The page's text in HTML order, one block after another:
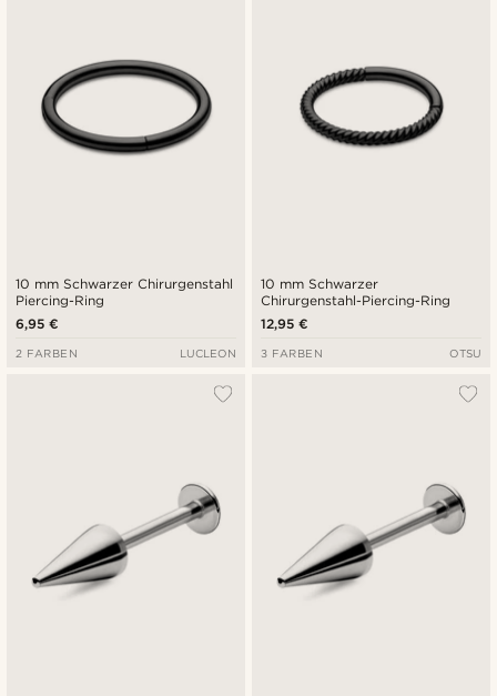
10 mm Schwarzer Chirurgenstahl
Piercing-Ring
6,95 €
2 FARBEN LUCLEON
10 mm Schwarzer
Chirurgenstahl-Piercing-Ring
12,95 €
3 FARBEN OTSU